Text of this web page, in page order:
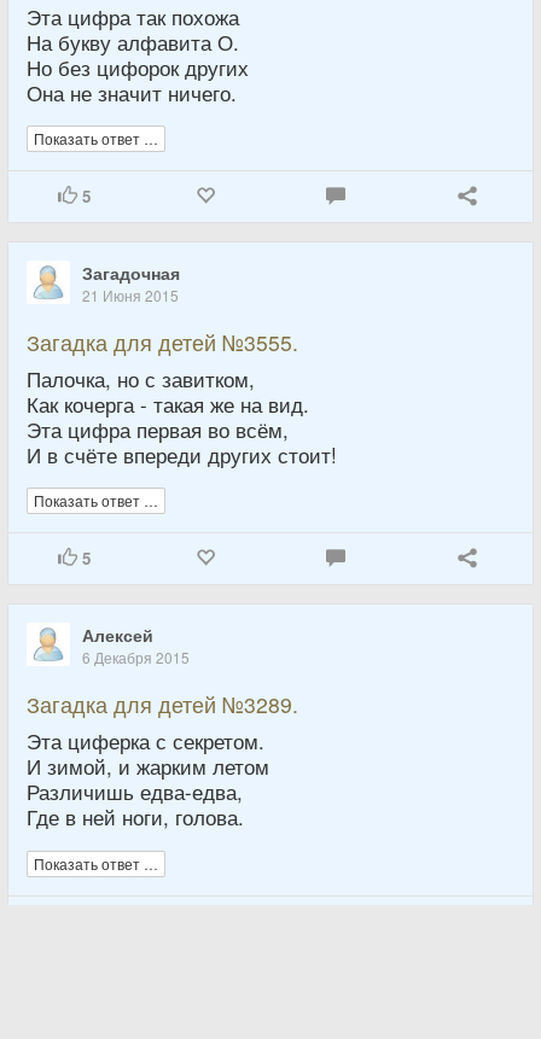
Эта цифра так похожа
На букву алфавита О.
Но без цифорок других
Она не значит ничего.
Показать ответ …
5
Загадочная
21 Июня 2015
Загадка для детей №3555.
Палочка, но с завитком,
Как кочерга - такая же на вид.
Эта цифра первая во всём,
И в счёте впереди других стоит!
Показать ответ …
5
Алексей
6 Декабря 2015
Загадка для детей №3289.
Эта циферка с секретом.
И зимой, и жарким летом
Различишь едва-едва,
Где в ней ноги, голова.
Показать ответ …